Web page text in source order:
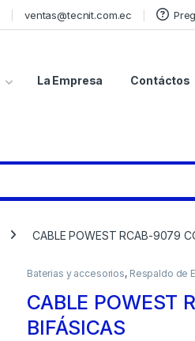
ventas@tecnit.com.ec
La Empresa Contáctos
CABLE POWEST RCAB-9079
Baterias y accesorios, Respaldo de
CABLE POWEST
BIFÁSICAS